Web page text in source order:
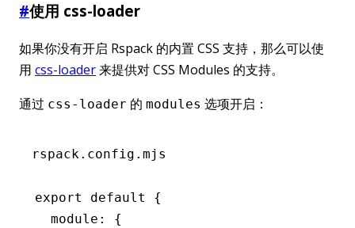
#使用 css-loader
如果你没有开启 Rspack 的内置 CSS 支持，那么可以使
用 css-loader来提供对 CSS Modules 的支持。
通过 css-loader 的 modules 选项开启：
rspack.config.mjs
export default
{
  module
:
{